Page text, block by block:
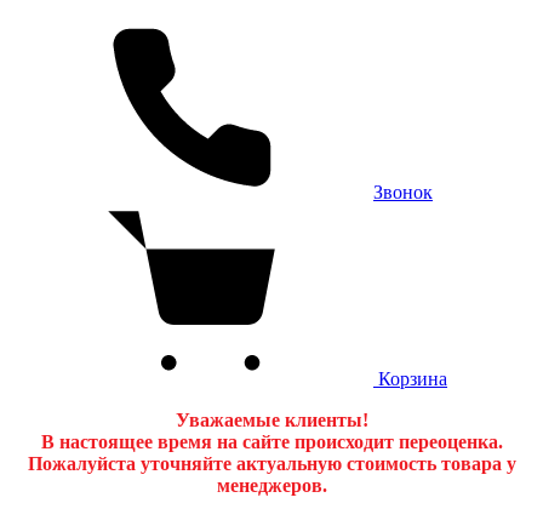
Звонок
Корзина
Уважаемые клиенты!
В настоящее время на сайте происходит переоценка.
Пожалуйста уточняйте актуальную стоимость товара у
менеджеров.